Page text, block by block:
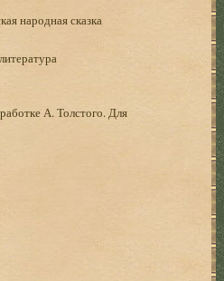
народная сказка
А. Толстого. Для